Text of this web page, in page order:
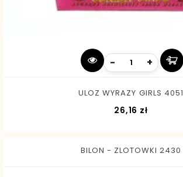
- +
ULOZ WYRAZY GIRLS 4051
26,16 zł
BILON - ZLOTOWKI 2430